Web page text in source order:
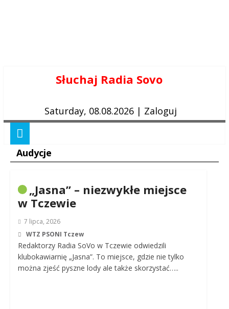
Słuchaj Radia Sovo
Saturday, 08.08.2026 | Zaloguj
Audycje
„Jasna” – niezwykłe miejsce
w Tczewie
7 lipca, 2026
WTZ PSONI Tczew
Redaktorzy Radia SoVo w Tczewie odwiedzili
klubokawiarnię „Jasna”. To miejsce, gdzie nie tylko
można zjeść pyszne lody ale także skorzystać…..